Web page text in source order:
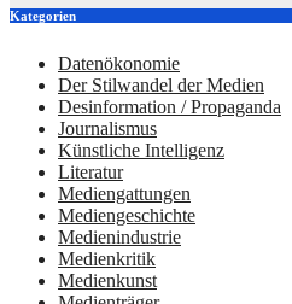
Kategorien
Datenökonomie
Der Stilwandel der Medien
Desinformation / Propaganda
Journalismus
Künstliche Intelligenz
Literatur
Mediengattungen
Mediengeschichte
Medienindustrie
Medienkritik
Medienkunst